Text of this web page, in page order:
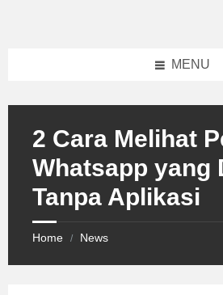
MENU
2 Cara Melihat
Whatsapp yang
Tanpa Aplikasi
Home / News